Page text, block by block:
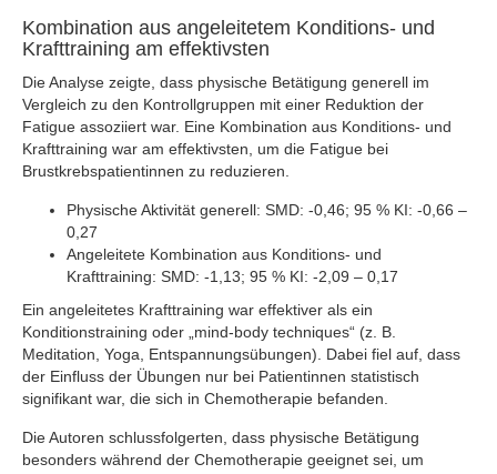
Kombination aus angeleitetem Konditions- und
Krafttraining am effektivsten
Die Analyse zeigte, dass physische Betätigung generell im
Vergleich zu den Kontrollgruppen mit einer Reduktion der
Fatigue assoziiert war. Eine Kombination aus Konditions- und
Krafttraining war am effektivsten, um die Fatigue bei
Brustkrebspatientinnen zu reduzieren.
Physische Aktivität generell: SMD: -0,46; 95 % KI: -0,66 –
0,27
Angeleitete Kombination aus Konditions- und
Krafttraining: SMD: -1,13; 95 % KI: -2,09 – 0,17
Ein angeleitetes Krafttraining war effektiver als ein
Konditionstraining oder „mind-body techniques“ (z. B.
Meditation, Yoga, Entspannungsübungen). Dabei fiel auf, dass
der Einfluss der Übungen nur bei Patientinnen statistisch
signifikant war, die sich in Chemotherapie befanden.
Die Autoren schlussfolgerten, dass physische Betätigung
besonders während der Chemotherapie geeignet sei, um